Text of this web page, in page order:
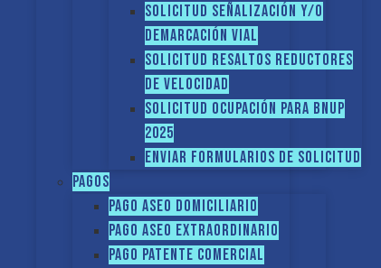
Solicitud Señalización y/o
demarcación vial
Solicitud Resaltos reductores
de velocidad
Solicitud Ocupación para BNUP
2025
ENVIAR FORMULARIOS DE SOLICITUD
Pagos
Pago Aseo domiciliario
Pago Aseo extraordinario
Pago Patente comercial